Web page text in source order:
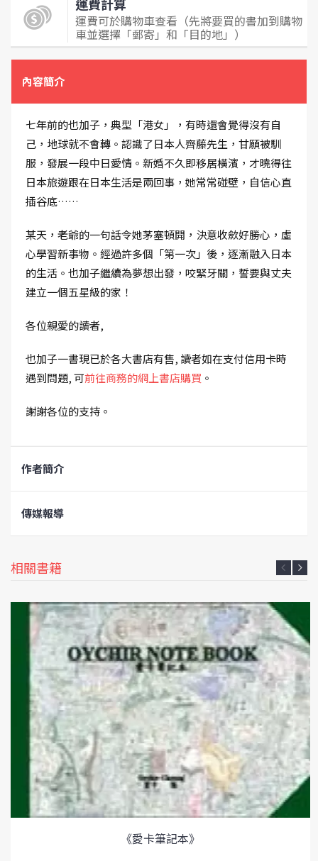
運費可於購物車查看（先將要買的書加到購物
車並選擇「郵寄」和「目的地」）
內容簡介
七年前的也加子，典型「港女」，有時還會覺得沒有自
己，地球就不會轉。認識了日本人齊藤先生，甘願被馴
服，發展一段中日愛情。新婚不久即移居橫濱，才曉得往
日本旅遊跟在日本生活是兩回事，她常常碰壁，自信心直
插谷底……
某天，老爺的一句話令她茅塞頓開，決意收歛好勝心，虛
心學習新事物。經過許多個「第一次」後，逐漸融入日本
的生活。也加子繼續為夢想出發，咬緊牙關，誓要與丈夫
建立一個五星級的家！
各位親愛的讀者,
也加子一書現已於各大書店有售, 讀者如在支付信用卡時
遇到問題, 可前往商務的網上書店購買 。
謝謝各位的支持。
作者簡介
傳媒報導
相關書籍
《愛卡筆記本》